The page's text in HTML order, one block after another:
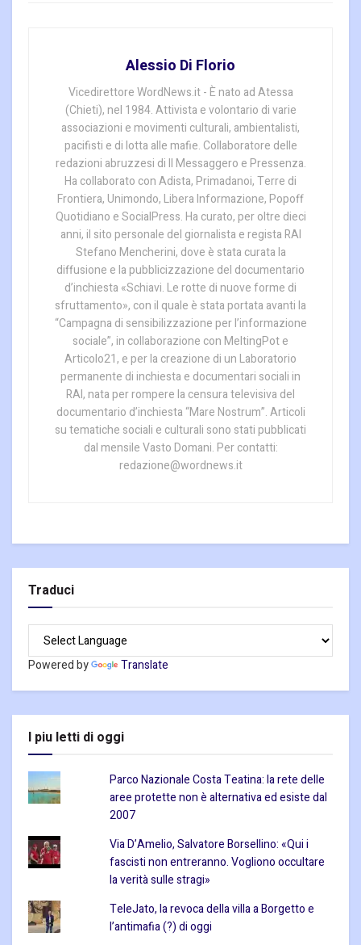
Alessio Di Florio
Vicedirettore WordNews.it - È nato ad Atessa
(Chieti), nel 1984. Attivista e volontario di varie
associazioni e movimenti culturali, ambientalisti,
pacifisti e di lotta alle mafie. Collaboratore delle
redazioni abruzzesi di Il Messaggero e Pressenza.
Ha collaborato con Adista, Primadanoi, Terre di
Frontiera, Unimondo, Libera Informazione, Popoff
Quotidiano e SocialPress. Ha curato, per oltre dieci
anni, il sito personale del giornalista e regista RAI
Stefano Mencherini, dove è stata curata la
diffusione e la pubblicizzazione del documentario
d’inchiesta «Schiavi. Le rotte di nuove forme di
sfruttamento», con il quale è stata portata avanti la
“Campagna di sensibilizzazione per l’informazione
sociale”, in collaborazione con MeltingPot e
Articolo21, e per la creazione di un Laboratorio
permanente di inchiesta e documentari sociali in
RAI, nata per rompere la censura televisiva del
documentario d’inchiesta “Mare Nostrum”. Articoli
su tematiche sociali e culturali sono stati pubblicati
dal mensile Vasto Domani. Per contatti:
redazione@wordnews.it
Traduci
Powered by Translate
I piu letti di oggi
Parco Nazionale Costa Teatina: la rete delle
aree protette non è alternativa ed esiste dal
2007
Via D’Amelio, Salvatore Borsellino: «Qui i
fascisti non entreranno. Vogliono occultare
la verità sulle stragi»
TeleJato, la revoca della villa a Borgetto e
l’antimafia (?) di oggi